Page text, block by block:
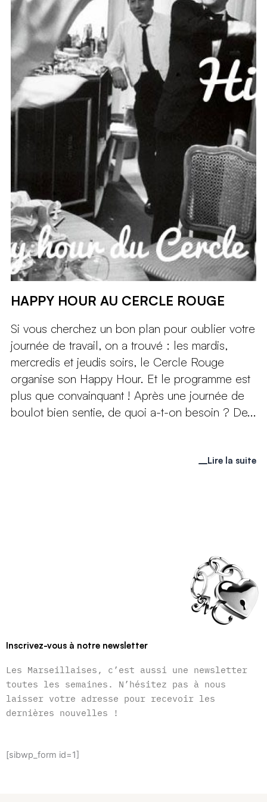
HAPPY HOUR AU CERCLE ROUGE
Si vous cherchez un bon plan pour oublier votre
journée de travail, on a trouvé : les mardis,
mercredis et jeudis soirs, le Cercle Rouge
organise son Happy Hour. Et le programme est
plus que convainquant ! Après une journée de
boulot bien sentie, de quoi a-t-on besoin ? De...
Lire la suite
Inscrivez-vous à notre newsletter
Les Marseillaises, c’est aussi une newsletter
toutes les semaines. N’hésitez pas à nous
laisser votre adresse pour recevoir les
dernières nouvelles !
[sibwp_form id=1]